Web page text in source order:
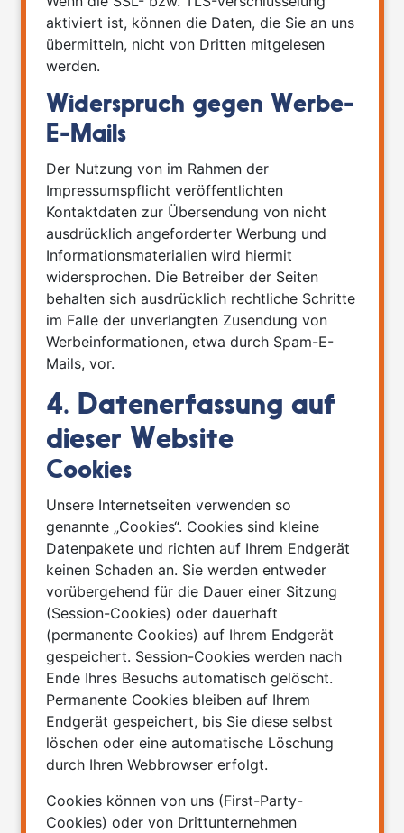
aktiviert ist, können die Daten, die Sie an uns
übermitteln, nicht von Dritten mitgelesen
werden.
Widerspruch gegen Werbe-
E-Mails
Der Nutzung von im Rahmen der
Impressumspflicht veröffentlichten
Kontaktdaten zur Übersendung von nicht
ausdrücklich angeforderter Werbung und
Informationsmaterialien wird hiermit
widersprochen. Die Betreiber der Seiten
behalten sich ausdrücklich rechtliche Schritte
im Falle der unverlangten Zusendung von
Werbeinformationen, etwa durch Spam-E-
Mails, vor.
4. Datenerfassung auf
dieser Website
Cookies
Unsere Internetseiten verwenden so
genannte „Cookies“. Cookies sind kleine
Datenpakete und richten auf Ihrem Endgerät
keinen Schaden an. Sie werden entweder
vorübergehend für die Dauer einer Sitzung
(Session-Cookies) oder dauerhaft
(permanente Cookies) auf Ihrem Endgerät
gespeichert. Session-Cookies werden nach
Ende Ihres Besuchs automatisch gelöscht.
Permanente Cookies bleiben auf Ihrem
Endgerät gespeichert, bis Sie diese selbst
löschen oder eine automatische Löschung
durch Ihren Webbrowser erfolgt.
Cookies können von uns (First-Party-
Cookies) oder von Drittunternehmen